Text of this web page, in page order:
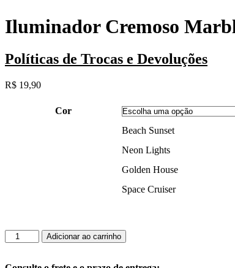
Iluminador Cremoso
Políticas de Trocas e Devoluções
R$ 19,90
Cor
Beach Sunset
Neon Lights
Golden House
Space Cruiser
Iluminador
Cremoso
Adicionar ao carrinho